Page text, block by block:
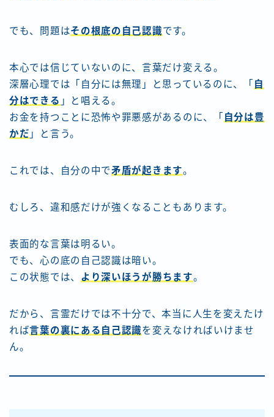
でも、問題はその根底の自己認識です。
本心では信じていないのに、言葉だけ変える。
深層心理では「自分には無理」と思っているのに、「 自
分はできる 」と唱える。
お金を持つことに恐怖や罪悪感があるのに、「 自分は豊
かだ 」と言う。
これでは、自分の中で矛盾が起きます。
むしろ、違和感だけが強くなることもあります。
表面的な言葉は明るい。
でも、心の底の自己認識は暗い。
この状態では、 より深いほうが勝ちます。
だから、言霊だけでは不十分で、本当に人生を変えたけ
れば言葉の裏にある自己認識を変えなければいけませ
ん。